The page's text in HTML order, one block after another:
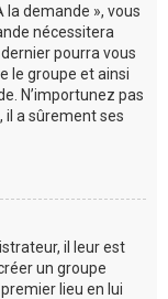
la demande », vous
nécessitera
pourra vous
le groupe et ainsi
N’importunez pas
il a sûrement ses
il leur est
un groupe
lieu en lui